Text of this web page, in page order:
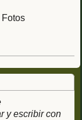
Fotos
y escribir con